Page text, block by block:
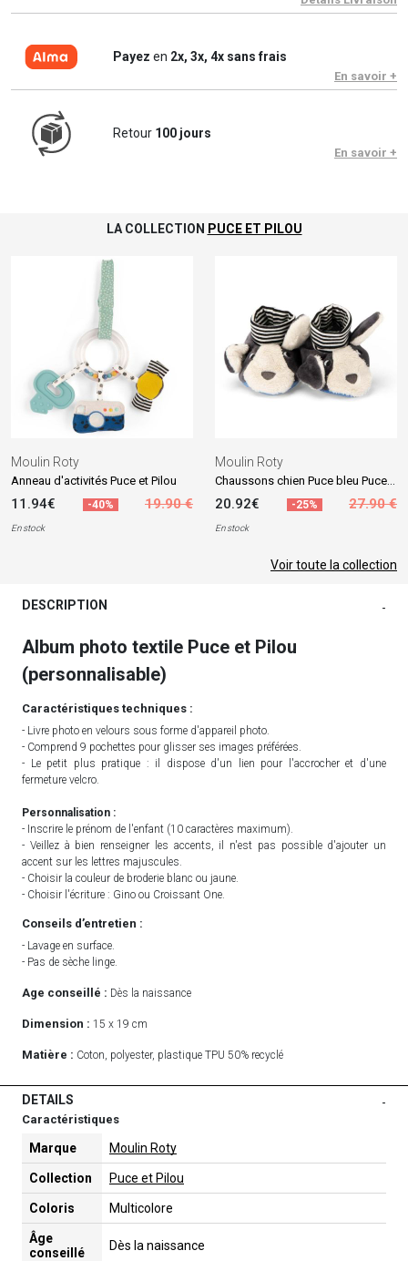
Payez en 2x, 3x, 4x sans frais
En savoir +
Retour 100 jours
En savoir +
LA COLLECTION PUCE ET PILOU
Moulin Roty
Anneau d'activités Puce et Pilou
11.94€ -40% 19.90 €
En stock
Moulin Roty
20.92€ -25% 27.90 €
En stock
Voir toute la collection
DESCRIPTION -
Album photo textile Puce et Pilou
(personnalisable)
Caractéristiques techniques :
- Livre photo en velours sous forme d'appareil photo.
- Comprend 9 pochettes pour glisser ses images préférées.
- Le petit plus pratique : il dispose d'un lien pour l'accrocher et d'une
fermeture velcro.
Personnalisation :
- Inscrire le prénom de l'enfant (10 caractères maximum).
- Veillez à bien renseigner les accents, il n'est pas possible d'ajouter un
accent sur les lettres majuscules.
- Choisir la couleur de broderie blanc ou jaune.
- Choisir l'écriture : Gino ou Croissant One.
Conseils d’entretien :
- Lavage en surface.
- Pas de sèche linge.
Age conseillé : Dès la naissance
Dimension : 15 x 19 cm
Matière : Coton, polyester, plastique TPU 50% recyclé
DETAILS -
Caractéristiques
Marque Moulin Roty
Collection Puce et Pilou
Coloris Multicolore
Âge
conseillé
Dès la naissance